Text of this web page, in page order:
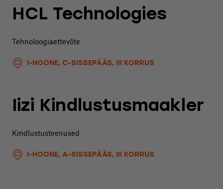
HCL Technologies
Tehnoloogiaettevõte
I-HOONE, C-SISSEPÄÄS, III KORRUS
Iizi Kindlustusmaakler
Kindlustusteenused
I-HOONE, A-SISSEPÄÄS, III KORRUS